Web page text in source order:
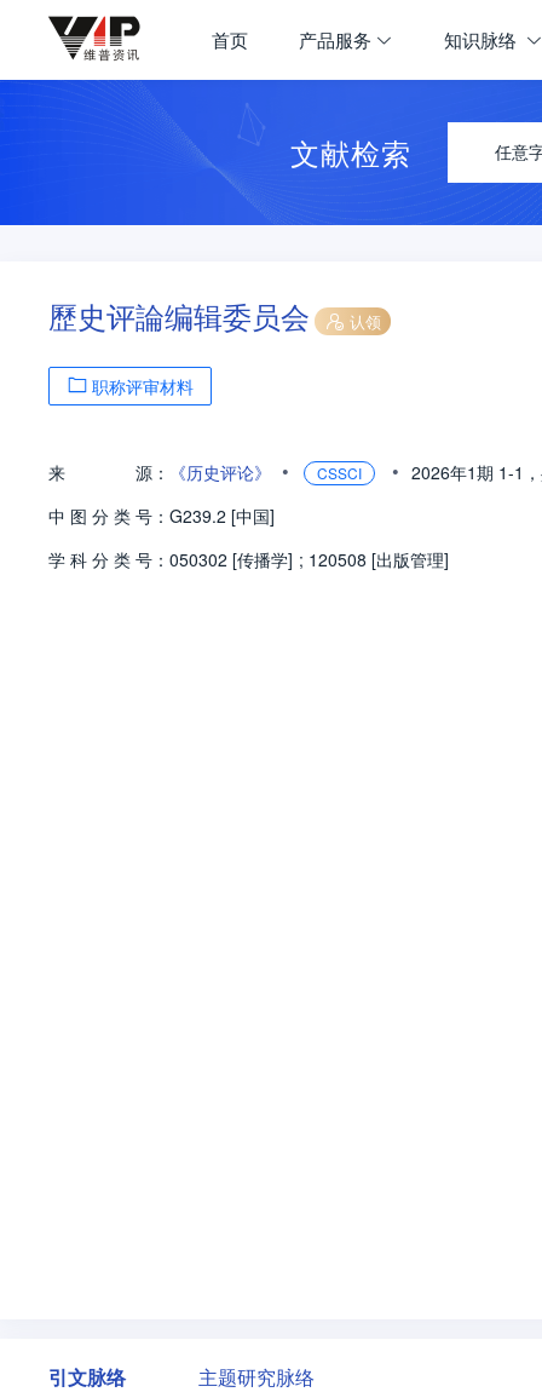
首页 产品服务 知识脉络
文献检索 任意
歷史评論编辑委员会 认领
职称评审材料
来 源： 《历史评论》 • CSSCI • 2026年1期 1-1，
中 图 分 类 号： G239.2 [中国]
学 科 分 类 号： 050302 [传播学] ; 120508 [出版管理]
引文脉络 主题研究脉络